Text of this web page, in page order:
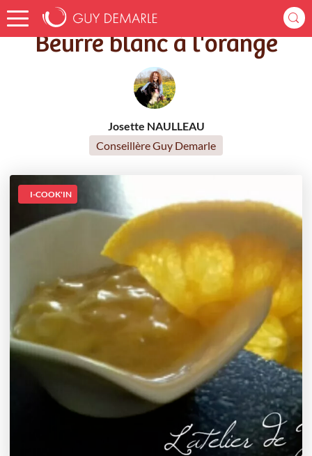
Accueil Recettes Beurre blanc à l'orange
Beurre blanc à l'orange
Josette NAULLEAU
Conseillère Guy Demarle
I-COOK'IN